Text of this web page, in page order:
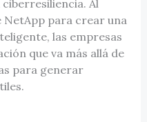
Al
NetApp para crear una
las empresas
que va más allá de
para generar